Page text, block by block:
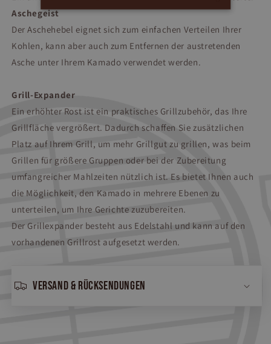
Aschegeist
Der Aschehebel eignet sich zum einfachen Verteilen Ihrer
Kohlen, kann aber auch zum Entfernen der austretenden
Asche unter Ihrem Kamado verwendet werden.
Grill-Expander
Ein erhöhter Rost ist ein praktisches Grillzubehör, das Ihre
Grillfläche vergrößert. Dadurch schaffen Sie zusätzlichen
Platz auf Ihrem Grill, um mehr Grillgut zu grillen, was beim
Grillen für größere Gruppen oder bei der Zubereitung
umfangreicher Mahlzeiten nützlich ist. Es bietet Ihnen auch
die Möglichkeit, den Kamado in mehrere Ebenen zu
unterteilen, um Ihre Gerichte zuzubereiten.
Der Grillexpander besteht aus Edelstahl und kann auf den
vorhandenen Grillrost aufgesetzt werden.
Versand & Rücksendungen